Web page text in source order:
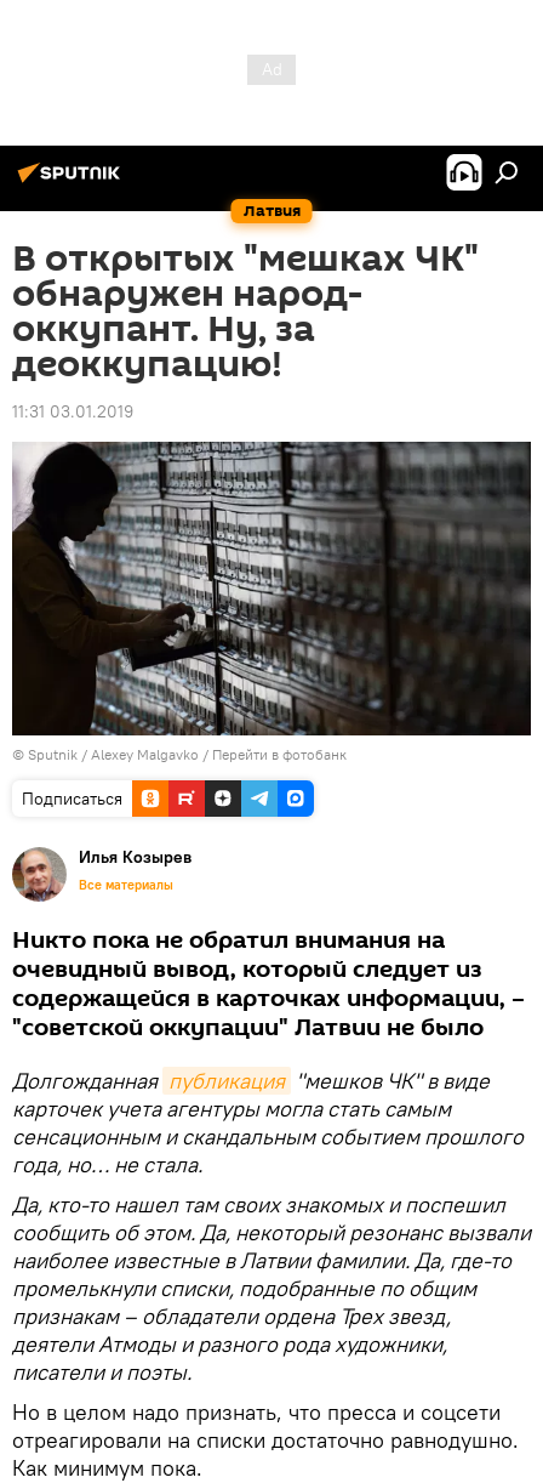
Латвия
В открытых "мешках ЧК"
обнаружен народ-
оккупант. Ну, за
деоккупацию!
11:31 03.01.2019
© Sputnik / Alexey Malgavko / Перейти в фотобанк
Подписаться
Илья Козырев
Все материалы
Никто пока не обратил внимания на
очевидный вывод, который следует из
содержащейся в карточках информации, –
"советской оккупации" Латвии не было
Долгожданная публикация "мешков ЧК" в виде
карточек учета агентуры могла стать самым
сенсационным и скандальным событием прошлого
года, но… не стала.
Да, кто-то нашел там своих знакомых и поспешил
сообщить об этом. Да, некоторый резонанс вызвали
наиболее известные в Латвии фамилии. Да, где-то
промелькнули списки, подобранные по общим
признакам – обладатели ордена Трех звезд,
деятели Атмоды и разного рода художники,
писатели и поэты.
Но в целом надо признать, что пресса и соцсети
отреагировали на списки достаточно равнодушно.
Как минимум пока.